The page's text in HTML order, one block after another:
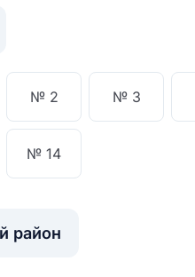
№ 2 № 3
№ 14
район